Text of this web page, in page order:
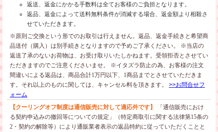
返送、返金にかかる手数料は全てお客様のご負担となります。
返品、返金によって送料無料条件が消滅する場合、返金額より相殺さ
せていただきます。
※原則ご交換という形でのお取引は行えません。返品、返金手続きと希望商
品送付（購入）は別手続きとなりますので予めご了承ください。
※当店の
返送了承のないお荷物は、お受け取りいたしかねます。受領拒否とさせてい
ただきますのでご注意くださいませ。
※イタズラ防止の為、お客様の注文
間違いによる返品は、商品合計1万円以下、1商品までとさせていただきま
す。それ以上のものに関しては、キャンセル料を頂きます。
>>お問合せフ
ォーム
【クーリングオフ制度は通信販売に対して適応外です】
「通信販売におけ
る契約申込みの撤回等についての規定」（特定商取引に関する法律第15条の
2・契約の解除等）により通販業者表示の返品特約に従っていただくことと